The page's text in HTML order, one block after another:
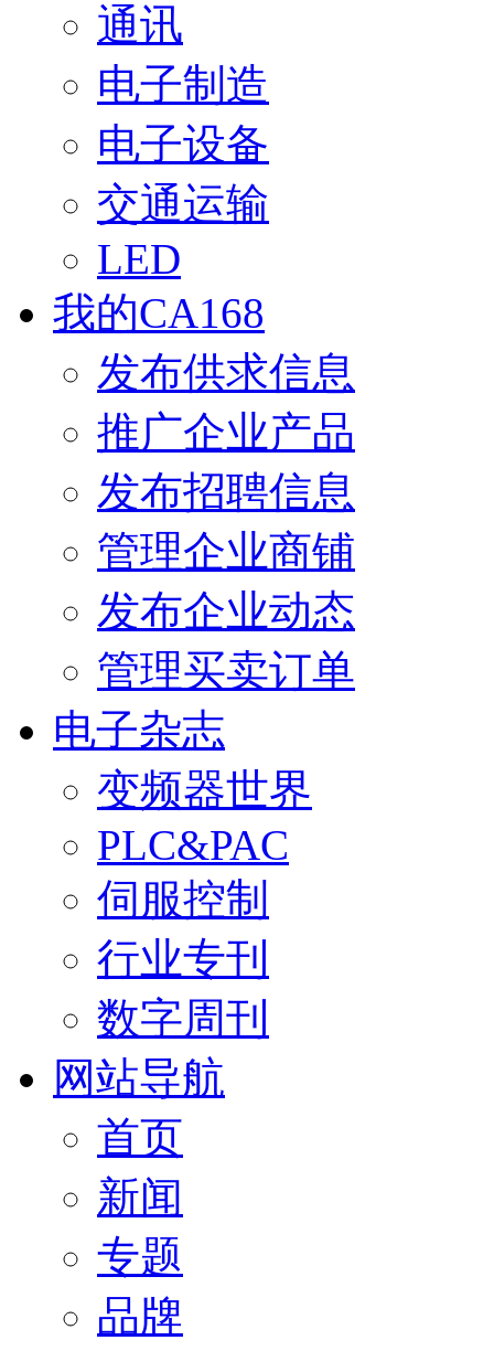
通讯
电子制造
电子设备
交通运输
LED
我的CA168
发布供求信息
推广企业产品
发布招聘信息
管理企业商铺
发布企业动态
管理买卖订单
电子杂志
变频器世界
PLC&PAC
伺服控制
行业专刊
数字周刊
网站导航
首页
新闻
专题
品牌